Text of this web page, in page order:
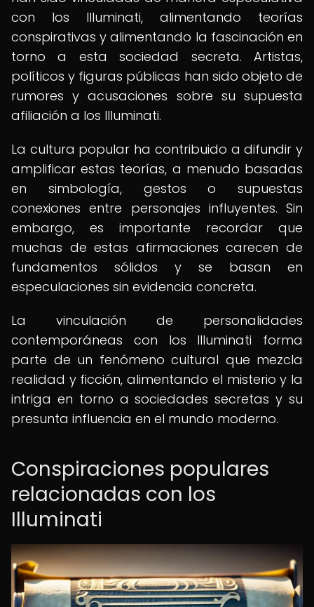
con los Illuminati, alimentando teorías
conspirativas y alimentando la fascinación en
torno a esta sociedad secreta. Artistas,
políticos y figuras públicas han sido objeto de
rumores y acusaciones sobre su supuesta
afiliación a los Illuminati.
La cultura popular ha contribuido a difundir y
amplificar estas teorías, a menudo basadas
en simbología, gestos o supuestas
conexiones entre personajes influyentes. Sin
embargo, es importante recordar que
muchas de estas afirmaciones carecen de
fundamentos sólidos y se basan en
especulaciones sin evidencia concreta.
La vinculación de personalidades
contemporáneas con los Illuminati forma
parte de un fenómeno cultural que mezcla
realidad y ficción, alimentando el misterio y la
intriga en torno a sociedades secretas y su
presunta influencia en el mundo moderno.
Conspiraciones populares
relacionadas con los
Illuminati